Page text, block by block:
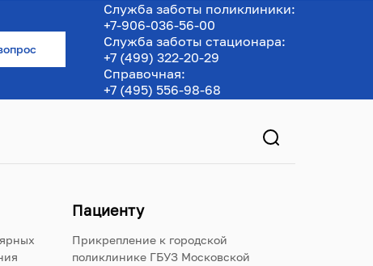
Служба заботы поликлиники:
+7-906-036-56-00
Служба заботы стационара:
+7 (499) 322-20-29
Справочная:
+7 (495) 556-98-68
Пациенту
Прикрепление к городской
поликлинике ГБУЗ Московской